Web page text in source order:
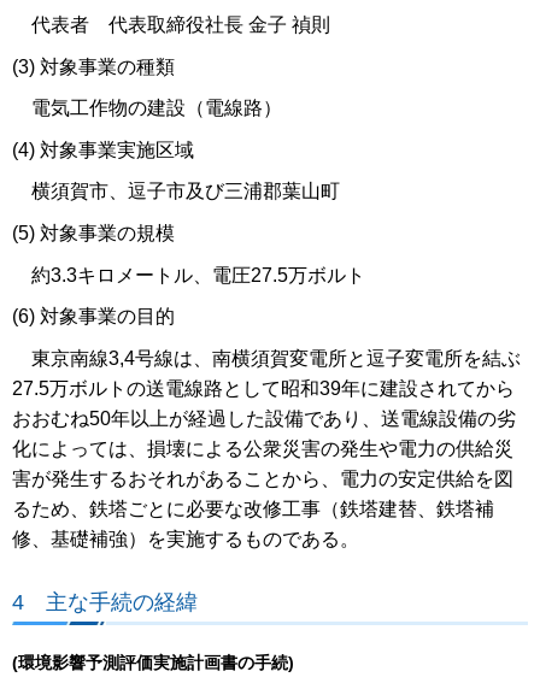
代表者 代表取締役社長 金子 禎則
(3) 対象事業の種類
電気工作物の建設（電線路）
(4) 対象事業実施区域
横須賀市、逗子市及び三浦郡葉山町
(5) 対象事業の規模
約3.3キロメートル、電圧27.5万ボルト
(6) 対象事業の目的
東京南線3,4号線は、南横須賀変電所と逗子変電所を結ぶ
27.5万ボルトの送電線路として昭和39年に建設されてから
おおむね50年以上が経過した設備であり、送電線設備の劣
化によっては、損壊による公衆災害の発生や電力の供給災
害が発生するおそれがあることから、電力の安定供給を図
るため、鉄塔ごとに必要な改修工事（鉄塔建替、鉄塔補
修、基礎補強）を実施するものである。
4 主な手続の経緯
(環境影響予測評価実施計画書の手続)